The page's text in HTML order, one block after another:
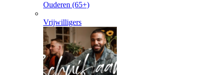
Ouderen (65+)
Vrijwilligers